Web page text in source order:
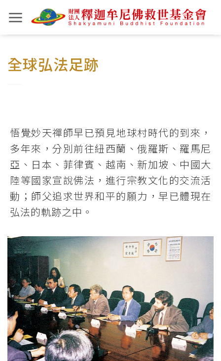
to
content
全球弘法足跡
悟覺妙天禪師早已預見地球村時代的到來，
多年來，分別前往紐西蘭、俄羅斯、羅馬尼
亞、日本、菲律賓、越南、新加坡、中國大
陸等國家宣說佛法，進行宗教文化的交流活
動；師父追求世界和平的願力，早已體現在
弘法的軌跡之中。